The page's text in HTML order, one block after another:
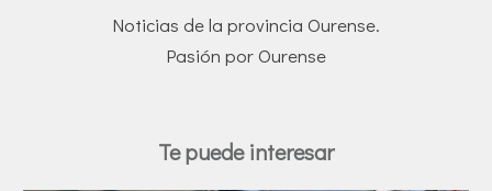
Noticias de la provincia Ourense.
Pasión por Ourense
Te puede interesar